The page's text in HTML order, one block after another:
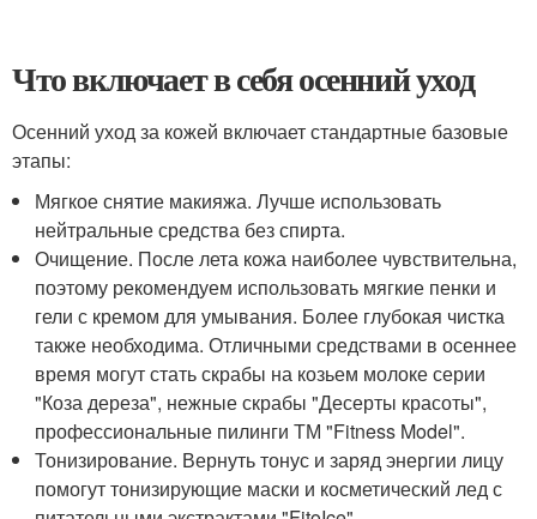
Что включает в себя осенний уход
Осенний уход за кожей включает стандартные базовые
этапы:
Мягкое снятие макияжа. Лучше использовать
нейтральные средства без спирта.
Очищение. После лета кожа наиболее чувствительна,
поэтому рекомендуем использовать мягкие пенки и
гели с кремом для умывания. Более глубокая чистка
также необходима. Отличными средствами в осеннее
время могут стать скрабы на козьем молоке серии
"Коза дереза", нежные скрабы "Десерты красоты",
профессиональные пилинги ТМ "Fitness Model".
Тонизирование. Вернуть тонус и заряд энергии лицу
помогут тонизирующие маски и косметический лед с